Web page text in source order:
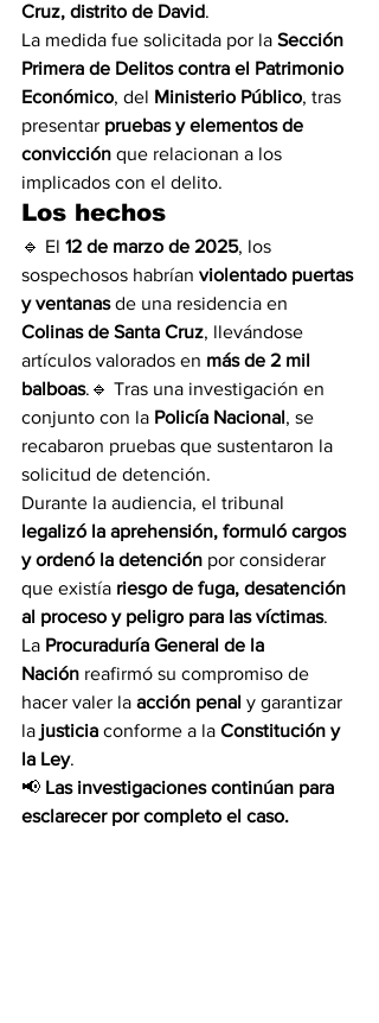
Cruz, distrito de David.
La medida fue solicitada por la Sección
Primera de Delitos contra el Patrimonio
Económico, del Ministerio Público, tras
presentar pruebas y elementos de
convicción que relacionan a los
implicados con el delito.
Los hechos
🔹 El 12 de marzo de 2025, los
sospechosos habrían violentado puertas
y ventanas de una residencia en
Colinas de Santa Cruz, llevándose
artículos valorados en más de 2 mil
balboas.🔹 Tras una investigación en
conjunto con la Policía Nacional, se
recabaron pruebas que sustentaron la
solicitud de detención.
Durante la audiencia, el tribunal
legalizó la aprehensión, formuló cargos
y ordenó la detención por considerar
que existía riesgo de fuga, desatención
al proceso y peligro para las víctimas.
La Procuraduría General de la
Nación reafirmó su compromiso de
hacer valer la acción penal y garantizar
la justicia conforme a la Constitución y
la Ley.
📢 Las investigaciones continúan para
esclarecer por completo el caso.